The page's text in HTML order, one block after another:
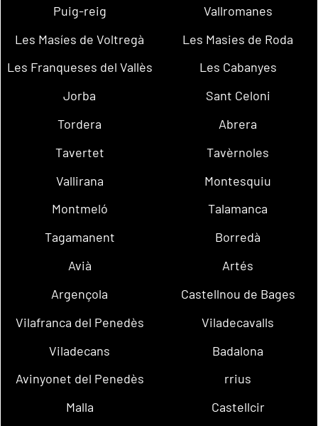
Puig-reig
Vallromanes
Les Masíes de Voltregà
Les Masies de Roda
Les Franqueses del Vallès
Les Cabanyes
Jorba
Sant Celoni
Tordera
Abrera
Tavertet
Tavèrnoles
Vallirana
Montesquiu
Montmeló
Talamanca
Tagamanent
Borredà
Avià
Artés
Argençola
Castellnou de Bages
Vilafranca del Penedès
Viladecavalls
Viladecans
Badalona
Avinyonet del Penedès
rrius
Malla
Castellcir